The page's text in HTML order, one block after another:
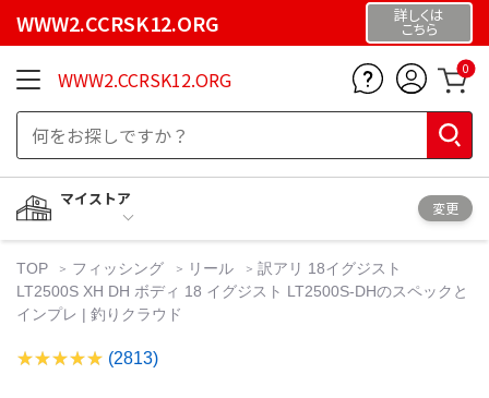
WWW2.CCRSK12.ORG 詳しくは
こちら
WWW2.CCRSK12.ORG 0
マイストア
変更
TOP フィッシング リール
訳アリ 18イグジスト
LT2500S XH DH ボディ 18 イグジスト LT2500S-DHのスペックと
インプレ | 釣りクラウド
(2813)